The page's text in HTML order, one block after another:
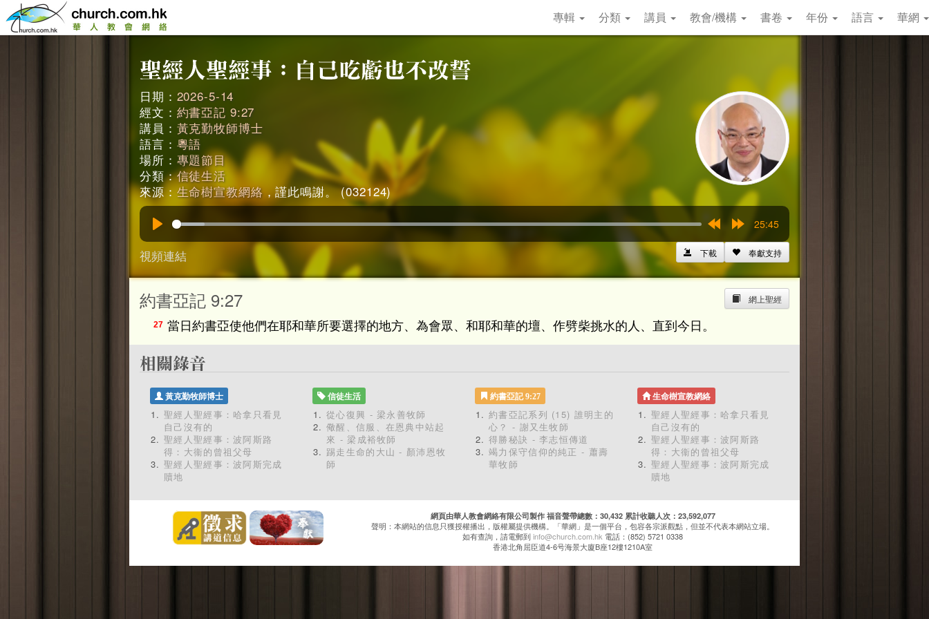
專輯 分類 講員 教會/機構 書卷 年份 語言 華網
日期： 2026-5-14
經文： 約書亞記 9:27
講員： 黃克勤牧師博士
語言： 粵語
場所： 專題節目
分類：信徒生活
來源：生命樹宣教網絡，謹此鳴謝。 (032124)
15s
15s
25:45
視頻連結 奉獻支持
下載
網上聖經
約書亞記 9:27
27 當日約書亞使他們在耶和華所要選擇的地方、為會眾、和耶和華的壇、作劈柴挑水的人、直到今日。
黃克勤牧師博士
聖經人聖經事：哈拿只看見
自己沒有的
聖經人聖經事：波阿斯路
得：大衞的曾祖父母
聖經人聖經事：波阿斯完成
贖地
信徒生活
從心復興 - 梁永善牧師
儆醒、信服、在恩典中站起
來 - 梁成裕牧師
踢走生命的大山 - 顏沛恩牧
師
約書亞記 9:27
約書亞記系列 (15) 誰明主的
心？ - 謝又生牧師
得勝秘訣 - 李志恒傳道
竭力保守信仰的純正 - 蕭壽
華牧師
生命樹宣教網絡
聖經人聖經事：哈拿只看見
自己沒有的
聖經人聖經事：波阿斯路
得：大衞的曾祖父母
聖經人聖經事：波阿斯完成
贖地
網頁由華人教會網絡有限公司製作 福音聲帶總數：30,432 累計收聽人次：23,592,077
聲明：本網站的信息只獲授權播出，版權屬提供機構。「華網」是一個平台，包容各宗派觀點，但並不代表本網站立場。
如有查詢，請電郵到info@church.com.hk 電話：(852) 5721 0338
香港北角屈臣道4-6号海景大廈B座12樓1210A室